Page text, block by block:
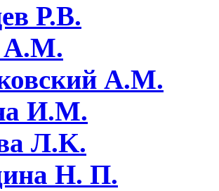
Р.В.
А.М.
А.М.
И.М.
Л.K.
Н. П.